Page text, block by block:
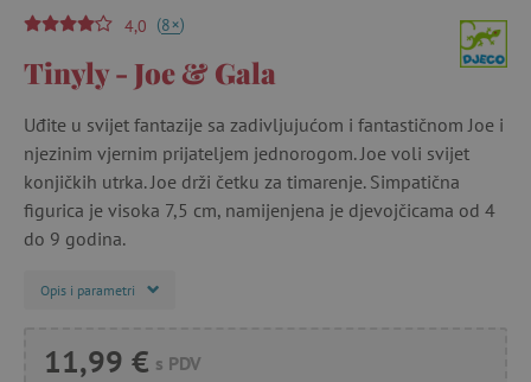
4,0 (8+)
Tinyly - Joe & Gala
Uđite u svijet fantazije sa zadivljujućom i fantastičnom Joe i
njezinim vjernim prijateljem jednorogom. Joe voli svijet
konjičkih utrka. Joe drži četku za timarenje. Simpatična
figurica je visoka 7,5 cm, namijenjena je djevojčicama od 4
do 9 godina.
Opis i parametri
11,99 € s PDV